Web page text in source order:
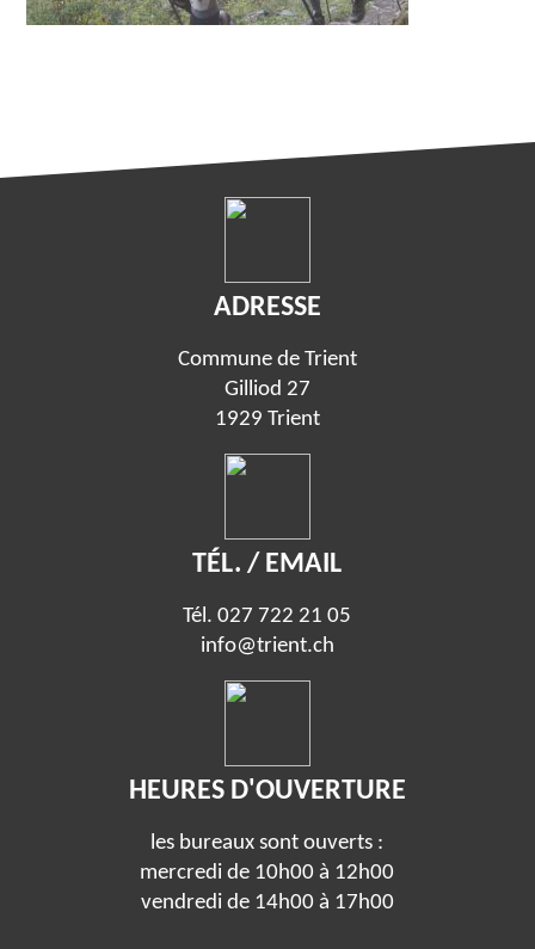
ADRESSE
Commune de Trient
Gilliod 27
1929 Trient
TÉL. / EMAIL
Tél.027 722 21 05
info@trient.ch
HEURES D'OUVERTURE
les bureaux sont ouverts :
mercredi de 10h00 à 12h00
vendredi de 14h00 à 17h00